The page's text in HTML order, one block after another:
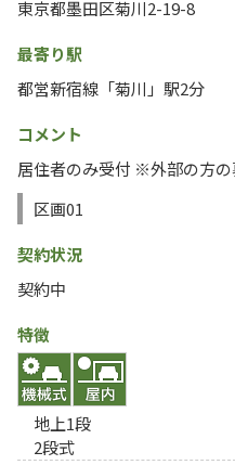
東京都墨田区菊川2-19-8
最寄り駅
都営新宿線「菊川」駅2分
コメント
居住者のみ受付 ※外部の方の
区画01
契約状況
契約中
特徴
地上1段
2段式